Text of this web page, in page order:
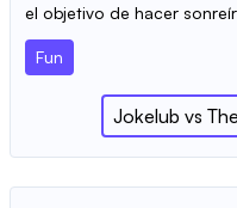
el objetivo de hacer
Fun
Jokelub vs